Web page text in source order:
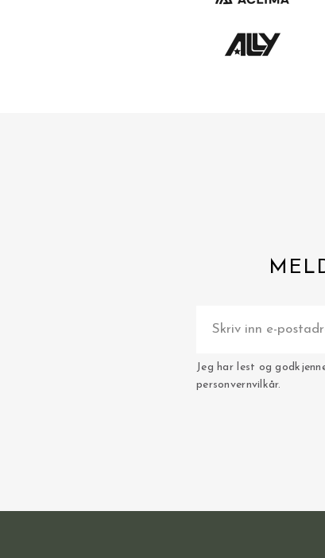
Jeg har lest og
personvernvilkår.